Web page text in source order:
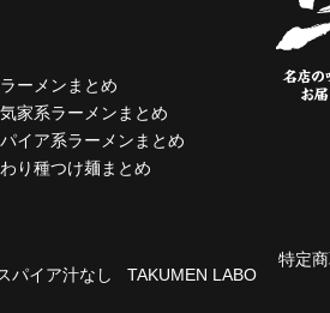
ーメンまとめ
気家系ラーメンまとめ
イア系ラーメンまとめ
り種つけ麺まとめ
パイア汁なし
TAKUMEN LABO
特定